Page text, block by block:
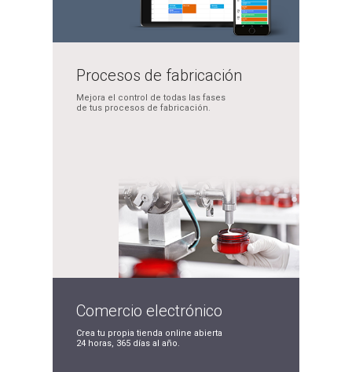
Procesos de fabricación
Mejora el control de todas las fases
de tus procesos de fabricación.
Comercioelectrónico
Crea tu propia tienda online abierta
24 horas, 365 días al año.